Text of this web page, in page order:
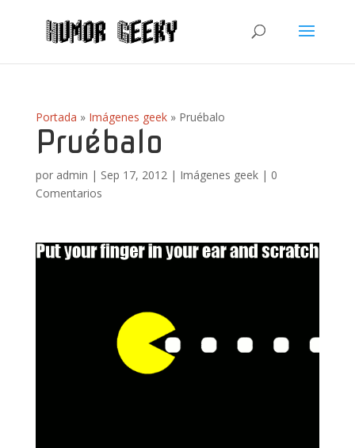
Portada » Imágenes geek» Pruébalo
Pruébalo
por admin | Sep 17, 2012| Imágenes geek| 0
Comentarios